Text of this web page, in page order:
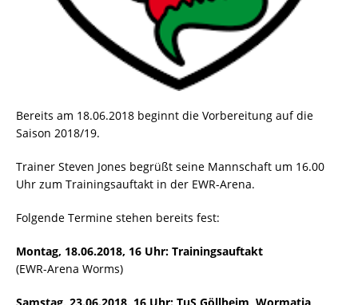
Bereits am 18.06.2018 beginnt die Vorbereitung auf die
Saison 2018/19.
Trainer Steven Jones begrüßt seine Mannschaft um 16.00
Uhr zum Trainingsauftakt in der EWR-Arena.
Folgende Termine stehen bereits fest:
Montag, 18.06.2018, 16 Uhr: Trainingsauftakt
(EWR-Arena Worms)